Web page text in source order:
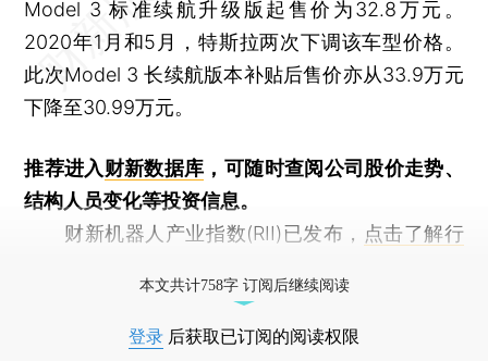
Model 3 标准续航升级版起售价为32.8万元。
2020年1月和5月，特斯拉两次下调该车型价格。
此次Model 3 长续航版本补贴后售价亦从33.9万元
下降至30.99万元。
推荐进入财新数据库 ，可随时查阅公司股价走势、
结构人员变化等投资信息。
财新机器人产业指数(RII)已发布， 点击了解行
本文共计758字 订阅后继续阅读
登录 后获取已订阅的阅读权限